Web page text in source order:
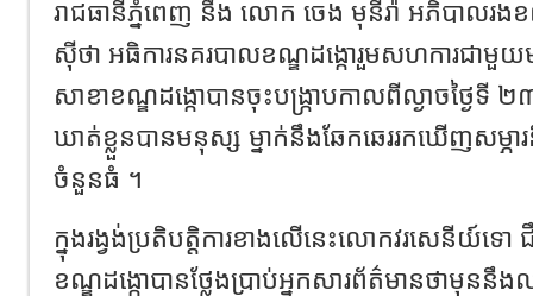
រាជធានីភ្នំពេញ នឹង លោក ចេង មុនីរ៉ា អភិបាលរ
ស៊ីថា អធិការនគរបាលខណ្ឌដង្កោរួមសហការជាមួយម
សាខាខណ្ឌដង្កោបានចុះបង្ក្រាបកាលពីល្ងាចថ្ងៃទី
ឃាត់ខ្លួនបានមនុស្ស ម្នាក់នឹងឆែកឆេររកឃើញស
ចំនួនធំ ។
ក្នុងរង្វង់ប្រតិបត្តិការខាងលើនេះលោកវរសេនីយ៍ទ
ខណ្ឌដង្កោបានថ្លែងប្រាប់អ្នកសារព័ត៌មានថាមុននឹ